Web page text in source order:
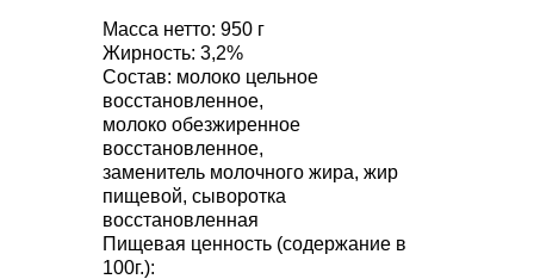
Масса нетто: 950 г
Жирность: 3,2%
Состав: молоко цельное
восстановленное,
молоко обезжиренное
восстановленное,
заменитель молочного жира, жир
пищевой, сыворотка
восстановленная
Пищевая ценность (содержание в
100г.):